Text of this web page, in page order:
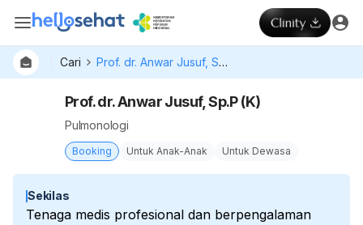
Cari Prof. dr. Anwar Jusuf, Sp.P (K)
Prof. dr. Anwar Jusuf, Sp.P (K)
Pulmonologi
Booking Untuk Anak-Anak Untuk Dewasa
Sekilas
Tenaga medis profesional dan berpengalaman